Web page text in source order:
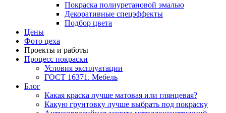
Покраска полиуретановой эмалью
Декоративные спецэффекты
Подбор цвета
Цены
Фото цеха
Проекты и работы
Процесс покраски
Условия эксплуатации
ГОСТ 16371. Мебель
Блог
Какая краска лучше матовая или глянцевая?
Какую грунтовку лучше выбрать под покраску